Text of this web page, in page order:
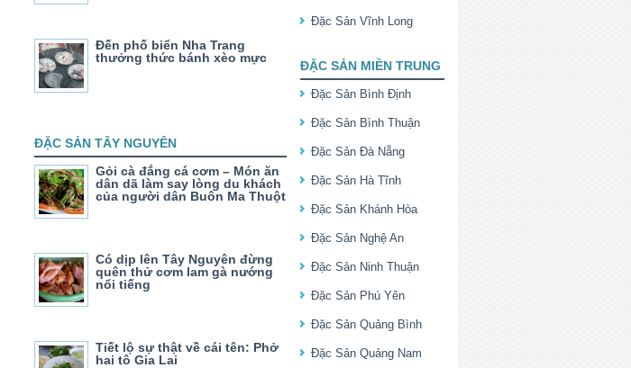
Đến phố biển Nha Trang
thưởng thức bánh xèo mực
ĐẶC SẢN TÂY NGUYÊN
Gỏi cà đắng cá cơm – Món ăn
dân dã làm say lòng du khách
của người dân Buôn Ma Thuột
Có dịp lên Tây Nguyên đừng
quên thử cơm lam gà nướng
nổi tiếng
Tiết lộ sự thật về cái tên: Phở
hai tô Gia Lai
Đặc Sản Vĩnh Long
ĐẶC SẢN MIỀN TRUNG
Đặc Sản Bình Định
Đặc Sản Bình Thuận
Đặc Sản Đà Nẵng
Đặc Sản Hà Tĩnh
Đặc Sản Khánh Hòa
Đặc Sản Nghệ An
Đặc Sản Ninh Thuận
Đặc Sản Phú Yên
Đặc Sản Quảng Bình
Đặc Sản Quảng Nam